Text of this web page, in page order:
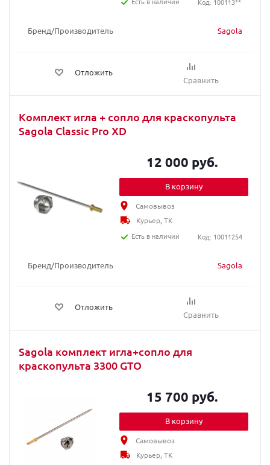
Бренд/Производитель Sagola
Отложить
Сравнить
Комплект игла + сопло для краскопульта
Sagola Classic Pro XD
Бренд/Производитель Sagola
Отложить
Сравнить
12 000 руб.
В корзину
Самовывоз
Курьер, ТК
Есть в наличии
Код: 10011254
Sagola комплект игла+сопло для
краскопульта 3300 GTO
15 700 руб.
В корзину
Самовывоз
Курьер, ТК